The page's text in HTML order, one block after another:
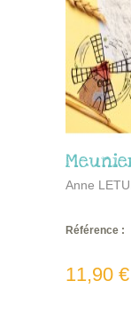
Anne
Référence :
11,90 €